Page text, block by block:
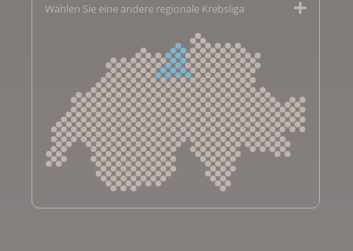
Wählen Sie eine andere regionale Krebsliga